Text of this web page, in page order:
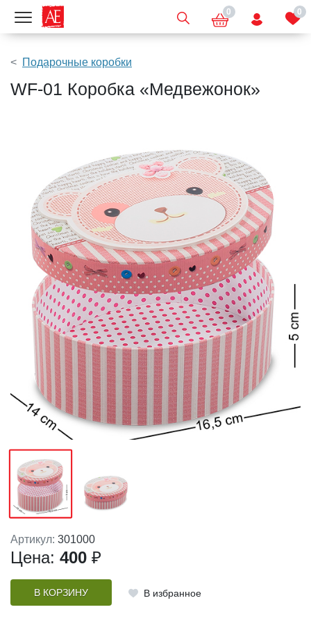
Показать меню 0 0
Подарочные коробки
WF-01 Коробка «Медвежонок»
Артикул: 301000
Цена: 400 ₽
В КОРЗИНУ В избранное